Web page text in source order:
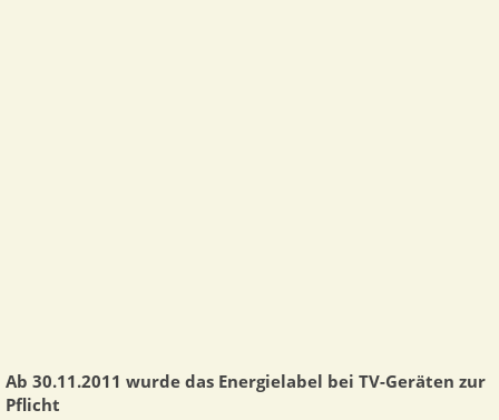
Ab 30.11.2011 wurde das Energielabel bei TV-Geräten zur
Pflicht